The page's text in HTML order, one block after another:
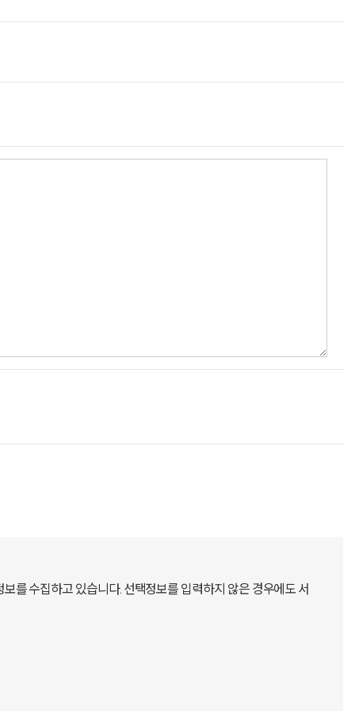
를 수집하고 있습니다. 선택정보를 입력하지 않은 경우에도 서